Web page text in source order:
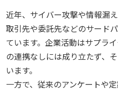
近年、サイバー攻撃や情報漏
取引先や委託先などのサード
ています。企業活動はサプラ
の連携なしには成り立たず、
います。
一方で、従来のアンケートや